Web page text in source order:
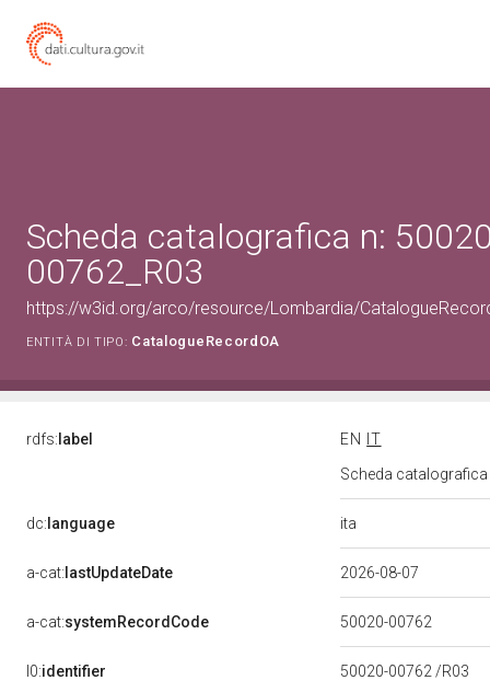
Scheda catalografica n:
00762_R03
https://w3id.org/arco/resource/Lombardia/
ENTITÀ DI TIPO: CatalogueRecordOA
rdfs: label EN
IT
Scheda
dc: language ita
a-cat: lastUpdateDate 2026-08-07
a-cat:systemRecordCode 50020-00762
l0:identifier 50020-00762 /R03